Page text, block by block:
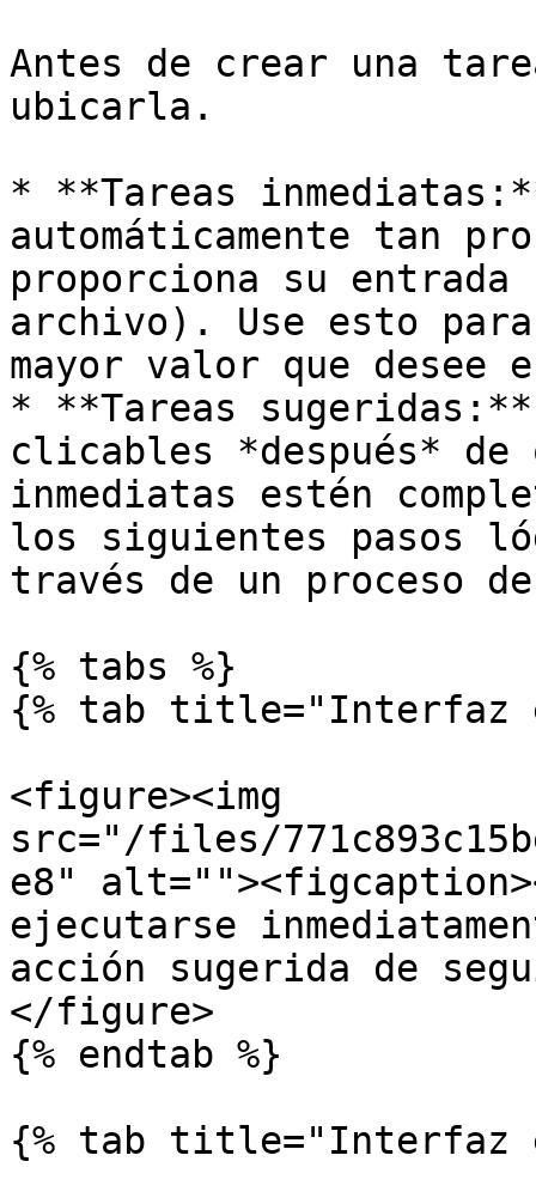
Antes de crear una
ubicarla.
* **Tareas
automáticamente tan
proporciona su
archivo). Use esto
mayor valor que
* **Tareas sugeridas:**
clicables *después*
inmediatas estén
los siguientes pasos
través de un proceso
{% tabs %}
{% tab title="Interfaz
<figure><img
src="/files/
e8"
ejecutarse
acción sugerida de
</figure>
{% endtab %}
{% tab title="Interfaz